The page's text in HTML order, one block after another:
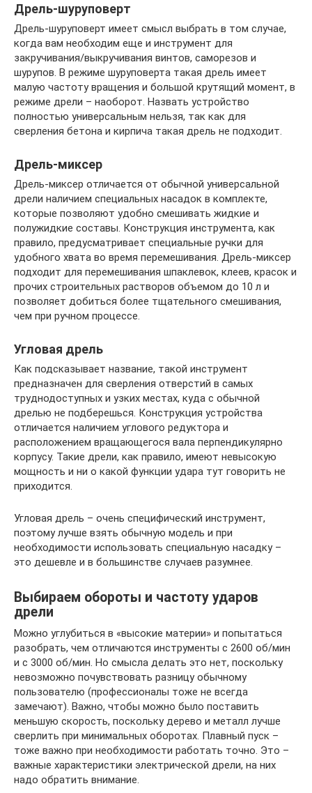
Дрель-шуруповерт
Дрель-шуруповерт имеет смысл выбрать в том случае,
когда вам необходим еще и инструмент для
закручивания/выкручивания винтов, саморезов и
шурупов. В режиме шуруповерта такая дрель имеет
малую частоту вращения и большой крутящий момент, в
режиме дрели – наоборот. Назвать устройство
полностью универсальным нельзя, так как для
сверления бетона и кирпича такая дрель не подходит.
Дрель-миксер
Дрель-миксер отличается от обычной универсальной
дрели наличием специальных насадок в комплекте,
которые позволяют удобно смешивать жидкие и
полужидкие составы. Конструкция инструмента, как
правило, предусматривает специальные ручки для
удобного хвата во время перемешивания. Дрель-миксер
подходит для перемешивания шпаклевок, клеев, красок и
прочих строительных растворов объемом до 10 л и
позволяет добиться более тщательного смешивания,
чем при ручном процессе.
Угловая дрель
Как подсказывает название, такой инструмент
предназначен для сверления отверстий в самых
труднодоступных и узких местах, куда с обычной
дрелью не подберешься. Конструкция устройства
отличается наличием углового редуктора и
расположением вращающегося вала перпендикулярно
корпусу. Такие дрели, как правило, имеют невысокую
мощность и ни о какой функции удара тут говорить не
приходится.
Угловая дрель – очень специфический инструмент,
поэтому лучше взять обычную модель и при
необходимости использовать специальную насадку –
это дешевле и в большинстве случаев разумнее.
Выбираем обороты и частоту ударов
дрели
Можно углубиться в «высокие материи» и попытаться
разобрать, чем отличаются инструменты с 2600 об/мин
и с 3000 об/мин. Но смысла делать это нет, поскольку
невозможно почувствовать разницу обычному
пользователю (профессионалы тоже не всегда
замечают). Важно, чтобы можно было поставить
меньшую скорость, поскольку дерево и металл лучше
сверлить при минимальных оборотах. Плавный пуск –
тоже важно при необходимости работать точно. Это –
важные характеристики электрической дрели, на них
надо обратить внимание.